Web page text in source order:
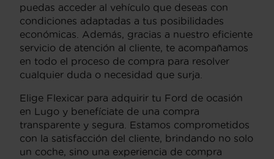
puedas acceder al vehículo que deseas con
condiciones adaptadas a tus posibilidades
económicas. Además, gracias a nuestro eficiente
servicio de atención al cliente, te acompañamos
en todo el proceso de compra para resolver
cualquier duda o necesidad que surja.
Elige Flexicar para adquirir tu Ford de ocasión
en Lugo y benefíciate de una compra
transparente y segura. Estamos comprometidos
con la satisfacción del cliente, brindando no solo
un coche, sino una experiencia de compra